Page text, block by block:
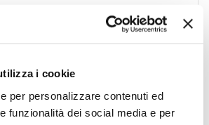
i cookie
per personalizzare contenuti ed
funzionalità dei social media e per
di CINDAS LLC su IN-617 è stato
di conseguenza viene aggiornato
nei reattori ad alta temperatura
corrosione e rimane